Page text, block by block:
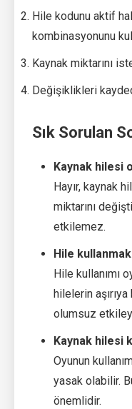
Hile kodunu aktif
kombinasyonunu
Kaynak miktarını
Değişiklikleri
Sık Sorulan
Kaynak hilesi
Hayır, kaynak
miktarını
etkilemez.
Hile
Hile kullanımı
hilelerin
olumsuz
Kaynak hilesi
Oyunun
yasak olabilir.
önemlidir.